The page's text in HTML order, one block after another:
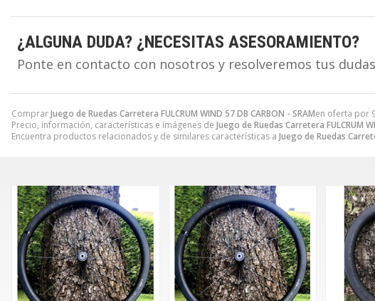
ComprarJuego de Ruedas Carretera FULCRUM WIND 57 DB CARBON - SRAMen oferta por
Precio, información, características e imágenes de Juego de Ruedas Carretera FULCRUM
Encuentra productos relacionados y de similares características a Juego de Ruedas
¿ALGUNA DUDA? ¿NECESITAS ASESORAMIENTO?
Ponte en contacto con nosotros y resolveremos tus